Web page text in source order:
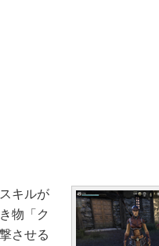
キルが
物「ク
させる